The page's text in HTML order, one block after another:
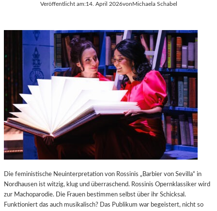
Veröffentlicht am:14. April 2026vonMichaela Schabel
Die feministische Neuinterpretation von Rossinis „Barbier von Sevilla“ in
Nordhausen ist witzig, klug und überraschend. Rossinis Opernklassiker wird
zur Machoparodie. Die Frauen bestimmen selbst über ihr Schicksal.
Funktioniert das auch musikalisch? Das Publikum war begeistert, nicht so